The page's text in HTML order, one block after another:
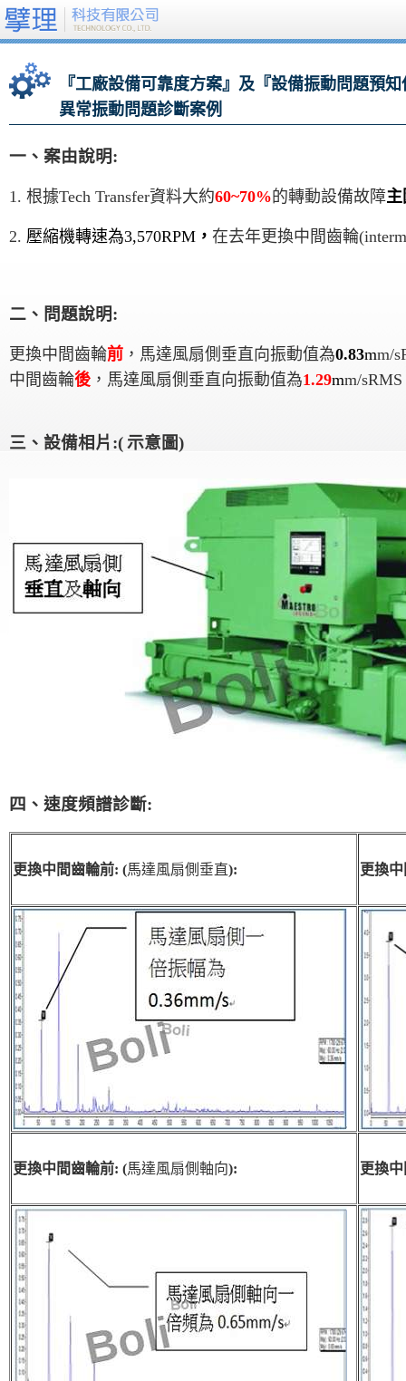
『工廠設備可靠度方案』及『設備振動問題預
異常振動問題診斷案例
一 、 案由說明:
1. 根據Tech Transfer資料大約60~70%的轉動設備故障
2. 壓縮機轉速為3,570RPM ， 在去年更換中間齒輪
二 、 問題說明:
更換中間齒輪前 ， 馬達風扇側垂直向振動值為0.83mm/
中間齒輪後 ，馬達風扇側垂直向振動值為1.29mm/
三、設備相片:(示意圖)
四、速度頻譜診斷:
更換中間齒輪前: (馬達風扇側垂直): 更換
更換中間齒輪前: (馬達風扇側軸向): 更換